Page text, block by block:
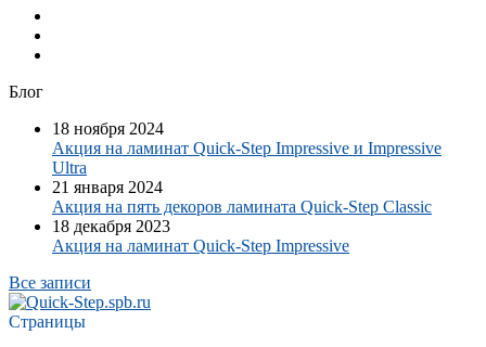
Блог
18 ноября 2024
Акция на ламинат Quick-Step Impressive и Impressive
Ultra
21 января 2024
Акция на пять декоров ламината Quick-Step​ Classic
18 декабря 2023
Акция на ламинат Quick-Step Impressive
Все записи
Страницы